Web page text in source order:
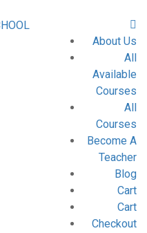
About Us
All
Available
Courses
All
Courses
Become A
Teacher
Blog
Cart
Cart
Checkout